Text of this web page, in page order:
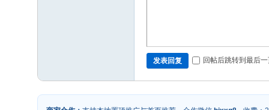
发表回复 回帖后跳转到最后